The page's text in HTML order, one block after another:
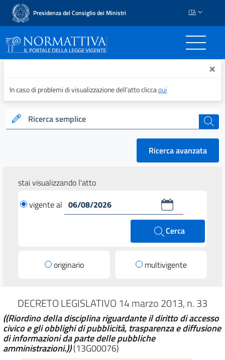
Presidenza del Consiglio dei Ministri ITA
Normattiva - Il portale ×
In caso di problemi di visualizzazione dell’atto cliccaqui
Ricerca semplice cerca
Ricerca avanzata
stai visualizzando l'atto
vigente al
Cerca
originario multivigente
DECRETO LEGISLATIVO 14 marzo 2013, n. 33
((Riordino della disciplina riguardante il diritto di accesso
civico e gli obblighi di pubblicità, trasparenza e diffusione
di informazioni da parte delle pubbliche
amministrazioni.))(13G00076)